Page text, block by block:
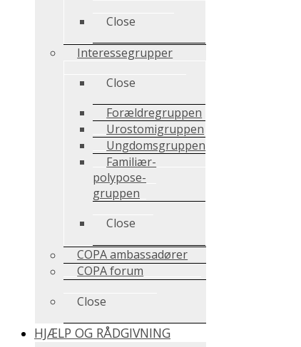
Close
Interessegrupper
Close
Forældregruppen
Urostomigruppen
Ungdomsgruppen
Familiær-
polypose-
gruppen
Close
COPA ambassadører
COPA forum
Close
HJÆLP OG RÅDGIVNING